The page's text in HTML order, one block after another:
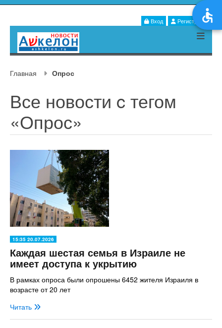
Вход Регистрация
Главная Опрос
Все новости c тегом
«Опрос»
15:35 20.07.2026
Каждая шестая семья в Израиле не
имеет доступа к укрытию
В рамках опроса были опрошены 6452 жителя Израиля в
возрасте от 20 лет
Читать